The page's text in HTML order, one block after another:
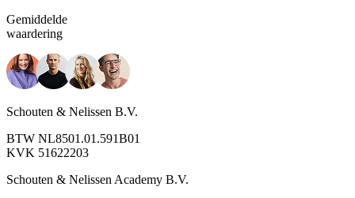
Gemiddelde
waardering
Schouten & Nelissen B.V.
BTW NL8501.01.591B01
KVK 51622203
Schouten & Nelissen Academy B.V.